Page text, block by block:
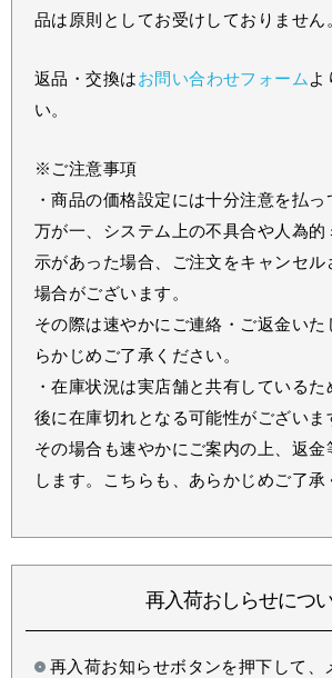
品は原則としてお受けしておりません
返品・交換はお問い合わせフォーム よ
い。
※ご注意事項
・商品の価格設定には十分注意を払っ
万が一、システム上の不具合や人為的
示があった場合、ご注文をキャンセル
場合がございます。
その際は速やかにご連絡・ご返金いた
らかじめご了承ください。
・在庫状況は実店舗と共有している
後に在庫切れとなる可能性がございま
その場合も速やかにご案内の上、返金
します。こちらも、あらかじめご了承
再入荷おしらせにつ
再入荷お知らせボタンを押下して、